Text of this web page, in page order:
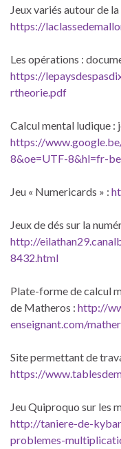
Jeux variés autour de
https://
Les opérations :
https://
rtheorie.pdf
Calcul mental ludique :
https://
8&oe=UTF-8&hl=fr-
Jeu « Numericards » :
Jeux de dés sur la
http://
8432.html
Plate-forme de calcul
de Matheros : http://
enseignant.com/
Site permettant de
https://
Jeu Quiproquo sur les
http://taniere-de-
problemes-